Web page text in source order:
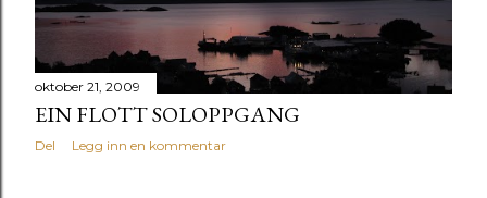
oktober 21, 2009
EIN FLOTT SOLOPPGANG
Del Legg inn en kommentar